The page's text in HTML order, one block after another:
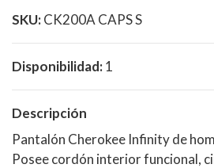
SKU:CK200A CAPS S
Disponibilidad:1
Descripción
Pantalón Cherokee Infinity de
Posee cordón interior funcional,